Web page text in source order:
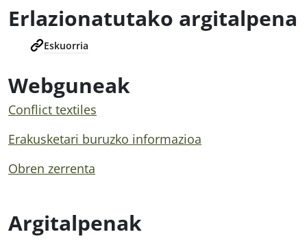
Erlazionatutako argitalpena
Eskuorria
Webguneak
Conflict textiles
Erakusketari buruzko informazioa
Obren zerrenta
Argitalpenak